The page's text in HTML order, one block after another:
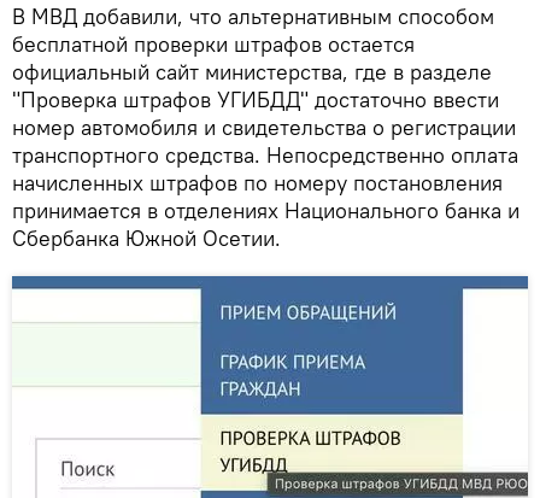
В МВД добавили, что альтернативным способом
бесплатной проверки штрафов остается
официальный сайт министерства, где в разделе
"Проверка штрафов УГИБДД" достаточно ввести
номер автомобиля и свидетельства о регистрации
транспортного средства. Непосредственно оплата
начисленных штрафов по номеру постановления
принимается в отделениях Национального банка и
Сбербанка Южной Осетии.